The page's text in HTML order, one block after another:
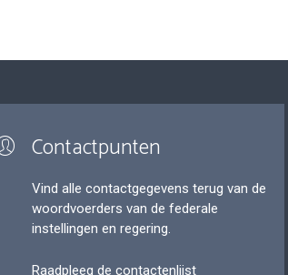
Contactpunten
Vind alle contactgegevens terug van de
woordvoerders van de federale
instellingen en regering.
Raadpleeg de contactenlijst